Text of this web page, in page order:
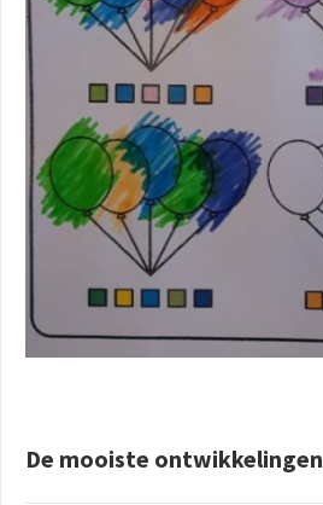
De mooiste ontwikkelingen